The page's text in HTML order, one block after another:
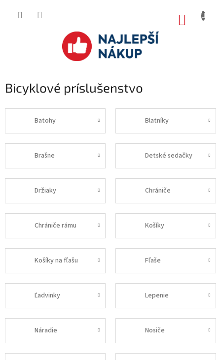
Bicyklové príslušenstvo
Batohy Blatníky
Brašne Detské sedačky
Držiaky Chrániče
Chrániče rámu Košíky
Košíky na fľašu Fľaše
Ľadvinky Lepenie
Náradie Nosiče